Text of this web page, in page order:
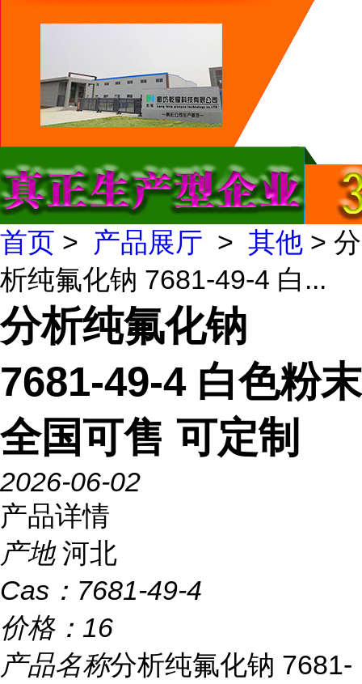
首页 > 产品展厅 > 其他 > 分
析纯氟化钠 7681-49-4 白...
分析纯氟化钠
7681-49-4 白色粉末
全国可售 可定制
2026-06-02
产品详情
产地 河北
Cas： 7681-49-4
价格： 16
产品名称分析纯氟化钠 7681-